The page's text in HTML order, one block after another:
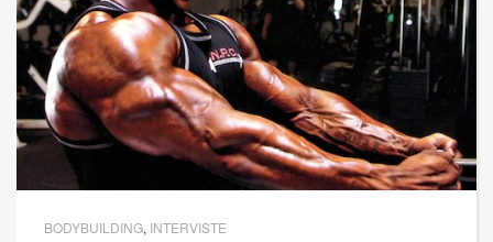
BODYBUILDING, INTERVISTE